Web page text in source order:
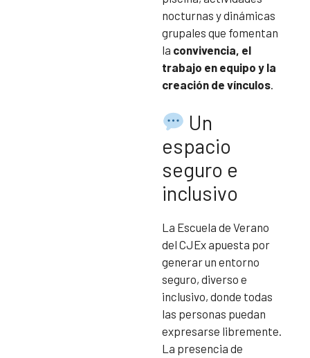
nocturnas y dinámicas
grupales que fomentan
la convivencia, el
trabajo en equipo y la
creación de vínculos
Un
espacio
seguro e
inclusivo
La Escuela de Verano
del CJEx apuesta por
generar un entorno
seguro, diverso e
inclusivo, donde todas
las personas puedan
expresarse libremente.
La presencia de